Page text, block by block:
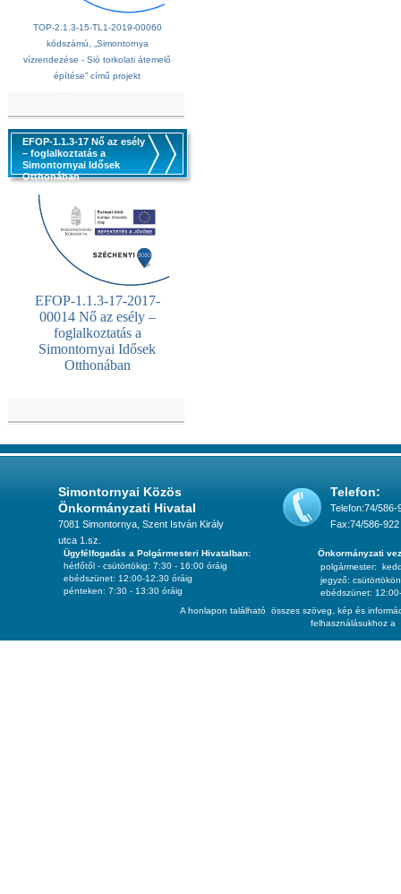
TOP-2.1.3-15-TL1-2019-00060
kódszámú, „Simontornya
vízrendezése - Sió torkolati átemelő
építése” című projekt
EFOP-1.1.3-17 Nő az esély
– foglalkoztatás a
Simontornyai Idősek
Otthonában
EFOP-1.1.3-17-2017-
00014 Nő az esély –
foglalkoztatás a
Simontornyai Idősek
Otthonában
Simontornyai Közös
Önkormányzati Hivatal
7081 Simontornya, Szent István Király
utca 1.sz.
Telefon:
Telefon:74/586-
Fax:74/586-922
A honlapon található összes szöveg, kép és
felhasználásukhoz a
Ügyfélfogadás a Polgármesteri Hivatalban:
hétfőtől - csütörtökig: 7:30 - 16:00 óráig
ebédszünet: 12:00-12:30 óráig
pénteken: 7:30 - 13:30 óráig
Önkormányzati
polgármester:
jegyző: csütörtökön
ebédszünet: